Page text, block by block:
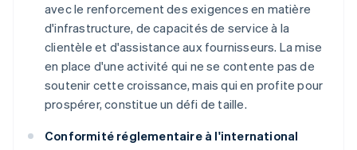
avec le renforcement des exigences en matière
d'infrastructure, de capacités de service à la
clientèle et d'assistance aux fournisseurs. La mise
en place d'une activité qui ne se contente pas de
soutenir cette croissance, mais qui en profite pour
prospérer, constitue un défi de taille.
Conformité réglementaire à l'international